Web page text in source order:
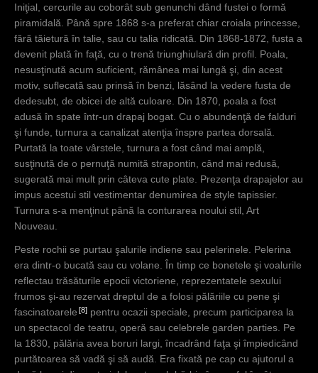
Iniţial, cercurile au coborât sub genunchi dând fustei o formă
piramidală. Până spre 1868 s-a preferat chiar croiala princesse,
fără tăietură în talie, sau cu talia ridicată. Din 1868-1872, fusta a
devenit plată în faţă, cu o trenă triunghiulară din profil. Poala,
nesusţinută acum suficient, rămânea mai lungă şi, din acest
motiv, suflecată sau prinsă în benzi, lăsând la vedere fusta de
dedesubt, de obicei de altă culoare. Din 1870, poala a fost
adusă în spate într-un drapaj bogat. Cu o abundenţă de falduri
şi funde, turnura a canalizat atenţia înspre partea dorsală.
Purtată la toate vârstele, turnura a fost când mai amplă,
susţinută de o pernuţă numită strapontin, când mai redusă,
sugerată mai mult prin câteva cute plate. Prezenţa drapajelor au
impus acestui stil vestimentar denumirea de style tapissier.
Turnura s-a menţinut până la conturarea noului stil, Art
Nouveau.
Peste rochii se purtau şalurile indiene sau pelerinele. Pelerina
era dintr-o bucată sau cu volane. În timp ce bonetele şi voalurile
reflectau trăsăturile epocii victoriene, reprezentatele sexului
frumos şi-au rezervat dreptul de a folosi pălăriile cu pene şi
fascinatoarele 8
pentru ocazii speciale, precum participarea la
un spectacol de teatru, operă sau celebrele garden parties. Pe
la 1830, pălăria avea boruri largi, încadrând faţa şi împiedicând
purtătoarea să vadă şi să audă. Era fixată pe cap cu ajutorul a